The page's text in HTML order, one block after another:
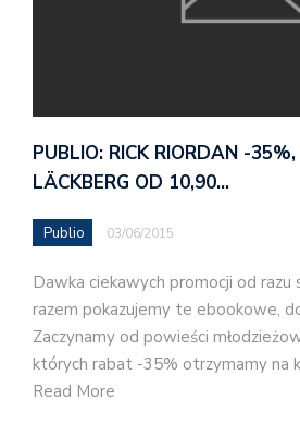
PUBLIO: RICK RIORDAN -
LÄCKBERG OD 10,90…
Publio 03/06/2015
Dawka ciekawych promocji od razu
razem pokazujemy te ebookowe,
Zaczynamy od powieści
których rabat -35% otrzymamy na
Read More